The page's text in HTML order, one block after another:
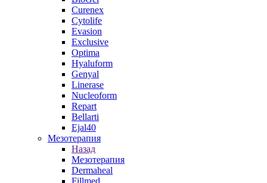
Curenex
Cytolife
Evasion
Exclusive
Optima
Hyaluform
Genyal
Linerase
Nucleoform
Repart
Bellarti
Ejal40
Мезотерапия
Назад
Мезотерапия
Dermaheal
Fillmed